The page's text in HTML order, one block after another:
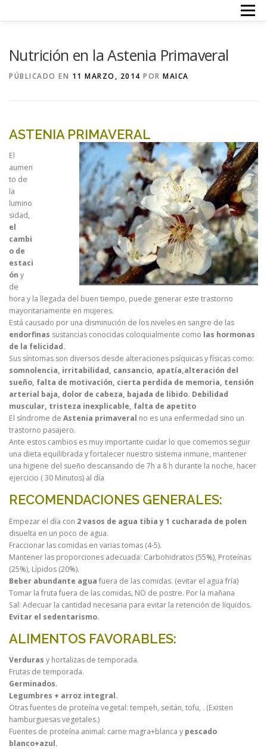
Menú
CONTACTO
Nutrición en la Astenia Primaveral
PÚBLICADO EN 11 MARZO, 2014 POR MAICA
ASTENIA PRIMAVERAL
El
aumen
to de
la
lumino
sidad,
el
cambi
o de
estaci
ón y
de
hora y la llegada del buen tiempo, puede generar este trastorno
mayoritariamente en mujeres.
Está causado por una disminución de los niveles en sangre de las
endorfinas sustancias conocidas coloquialmente como las hormonas
de la felicidad.
Sus síntomas son diversos desde alteraciones psíquicas y físicas como:
somnolencia, irritabilidad, cansancio, apatía,alteración del
sueño, falta de motivación, cierta perdida de memoria, tensión
arterial baja, dolor de cabeza, bajada de libido. Debilidad
muscular, tristeza inexplicable, falta de apetito
El síndrome de Astenia primaveral no es una enfermedad sino un
trastorno pasajero.
Ante estos cambios es muy importante cuidar lo que comemos seguir
una dieta equilibrada y fortalecer nuestro sistema inmune, mantener
una higiene del sueño descansando de 7h a 8 h durante la noche, hacer
ejercicio ( 30 Minutos) al día
RECOMENDACIONES GENERALES:
Empezar el día con 2 vasos de agua tibia y 1 cucharada de polen
disuelta en un poco de agua.
Fraccionar las comidas en varias tomas (4-5).
Mantener las proporciones adecuada: Carbohidratos (55%), Proteínas
(25%), Lípidos (20%).
Beber abundante agua fuera de las comidas. (evitar el agua fría)
Tomar la fruta fuera de las comidas, NO de postre. Por la mañana
Sal: Adecuar la cantidad necesaria para evitar la retención de líquidos.
Evitar el sedentarismo.
ALIMENTOS FAVORABLES:
Verduras y hortalizas de temporada.
Frutas de temporada.
Germinados.
Legumbres + arroz integral.
Otras fuentes de proteína vegetal: tempeh, seitán, tofu, . (Existen
hamburguesas vegetales.)
Fuentes de proteína animal: carne magra+blanca y pescado
blanco+azul.